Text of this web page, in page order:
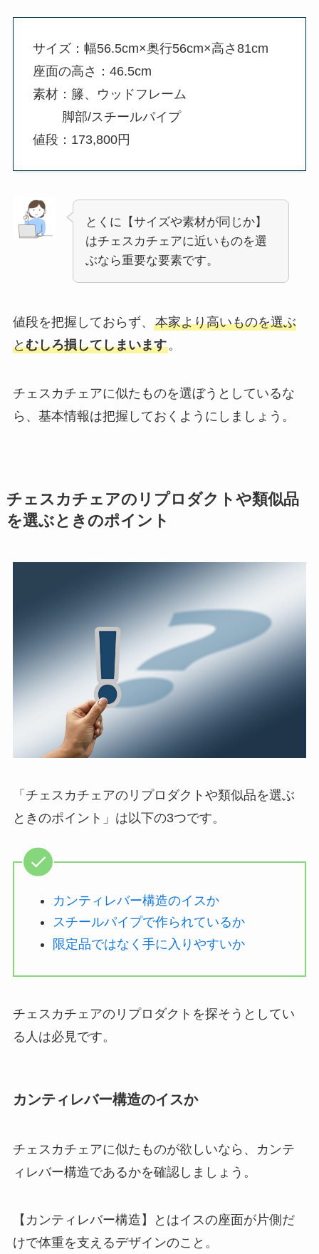
サイズ：幅56.5cm×奥行56cm×高さ81cm
座面の高さ：46.5cm
素材：籐、ウッドフレーム
脚部/スチールパイプ
値段：173,800円
とくに【サイズや素材が同じか】
はチェスカチェアに近いものを選
ぶなら重要な要素です。
値段を把握しておらず、 本家より高いものを選ぶ
とむしろ損してしまいます。
チェスカチェアに似たものを選ぼうとしているな
ら、基本情報は把握しておくようにしましょう。
チェスカチェアのリプロダクトや類似品
を選ぶときのポイント
「チェスカチェアのリプロダクトや類似品を選ぶ
ときのポイント」は以下の3つです。
カンティレバー構造のイスか
スチールパイプで作られているか
限定品ではなく手に入りやすいか
チェスカチェアのリプロダクトを探そうとしてい
る人は必見です。
カンティレバー構造のイスか
チェスカチェアに似たものが欲しいなら、カンテ
ィレバー構造であるかを確認しましょう。
【カンティレバー構造】とはイスの座面が片側だ
けで体重を支えるデザインのこと。